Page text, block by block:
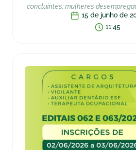
concluintes; mulheres
15 de junho de
11:45